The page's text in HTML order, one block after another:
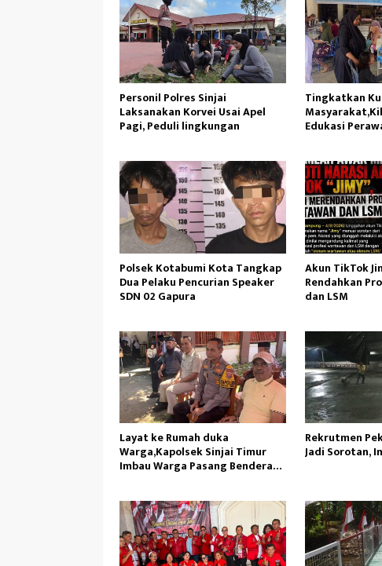
Personil Polres Sinjai
Laksanakan Korvei Usai Apel
Pagi, Peduli lingkungan
Tingkatkan
Edukasi
Polsek Kotabumi Kota Tangkap
Dua Pelaku Pencurian Speaker
SDN 02 Gapura
Akun TikTok
Rendahkan
dan LSM
Layat ke Rumah duka
Warga,Kapolsek Sinjai Timur
Imbau Warga Pasang Bendera
Rekrutmen
Jadi Sorotan,